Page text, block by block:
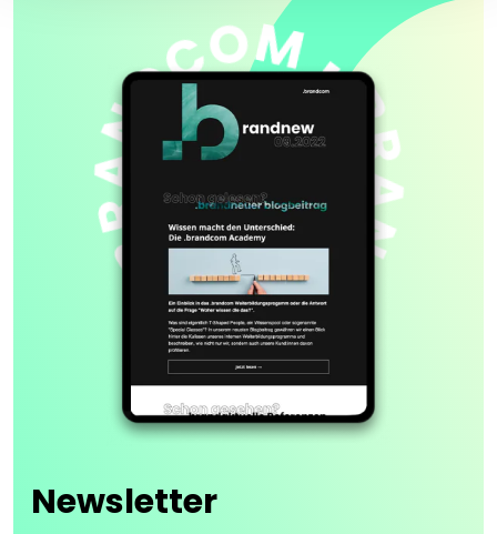
Newsletter